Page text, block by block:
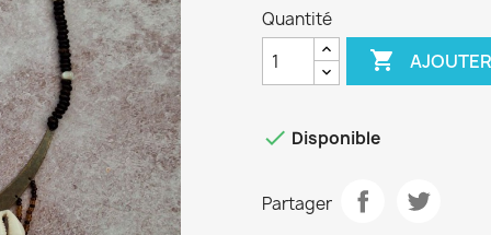
Quantité

 Disponible
Partager